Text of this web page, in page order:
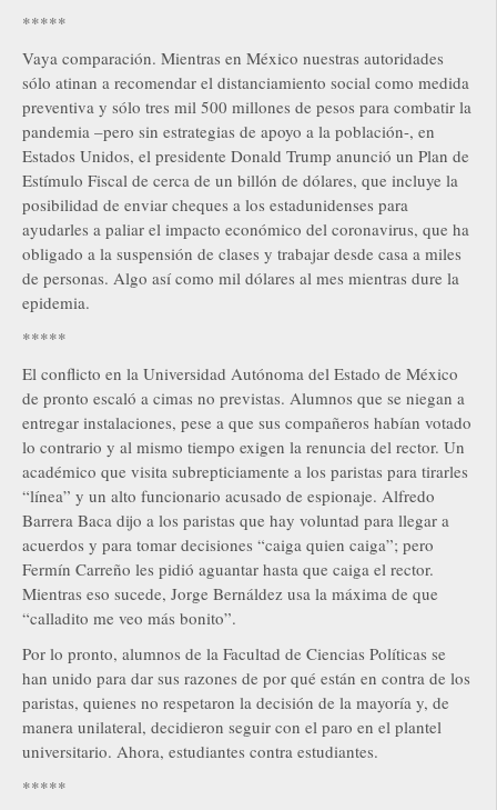
*****
Vaya comparación. Mientras en México nuestras autoridades
sólo atinan a recomendar el distanciamiento social como medida
preventiva y sólo tres mil 500 millones de pesos para combatir la
pandemia –pero sin estrategias de apoyo a la población-, en
Estados Unidos, el presidente Donald Trump anunció un Plan de
Estímulo Fiscal de cerca de un billón de dólares, que incluye la
posibilidad de enviar cheques a los estadunidenses para
ayudarles a paliar el impacto económico del coronavirus, que ha
obligado a la suspensión de clases y trabajar desde casa a miles
de personas. Algo así como mil dólares al mes mientras dure la
epidemia.
*****
El conflicto en la Universidad Autónoma del Estado de México
de pronto escaló a cimas no previstas. Alumnos que se niegan a
entregar instalaciones, pese a que sus compañeros habían votado
lo contrario y al mismo tiempo exigen la renuncia del rector. Un
académico que visita subrepticiamente a los paristas para tirarles
“línea” y un alto funcionario acusado de espionaje. Alfredo
Barrera Baca dijo a los paristas que hay voluntad para llegar a
acuerdos y para tomar decisiones “caiga quien caiga”; pero
Fermín Carreño les pidió aguantar hasta que caiga el rector.
Mientras eso sucede, Jorge Bernáldez usa la máxima de que
“calladito me veo más bonito”.
Por lo pronto, alumnos de la Facultad de Ciencias Políticas se
han unido para dar sus razones de por qué están en contra de los
paristas, quienes no respetaron la decisión de la mayoría y, de
manera unilateral, decidieron seguir con el paro en el plantel
universitario. Ahora, estudiantes contra estudiantes.
*****